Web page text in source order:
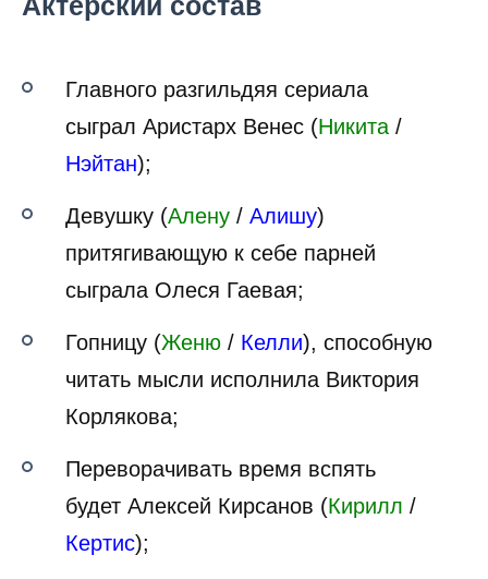
Главного разгильдяя сериала
сыграл Аристарх Венес (Никита /
Нэйтан);
Девушку (Алену / Алишу)
притягивающую к себе парней
сыграла Олеся Гаевая;
Гопницу (Женю / Келли), способную
читать мысли исполнила Виктория
Корлякова;
Переворачивать время вспять
будет Алексей Кирсанов (Кирилл /
Кертис);